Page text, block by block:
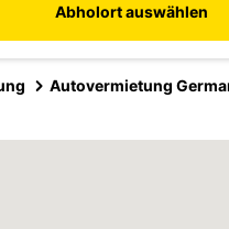
Abholort auswählen
Autovermietung